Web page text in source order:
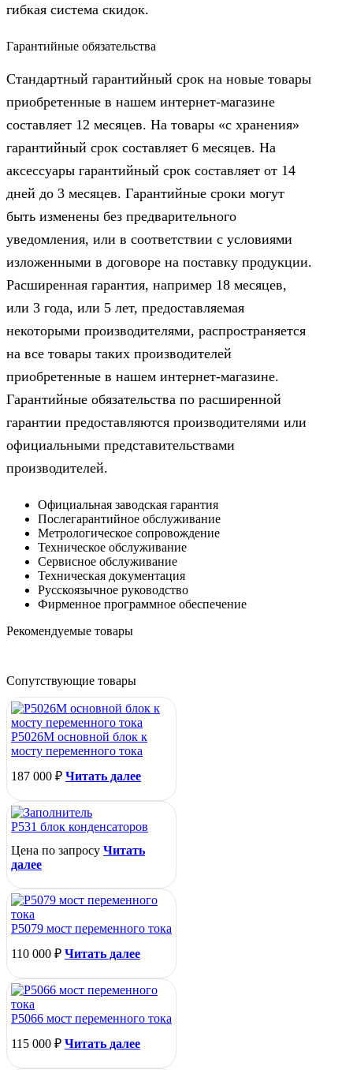
гибкая система скидок.
Гарантийные обязательства
Стандартный гарантийный срок на новые товары
приобретенные в нашем интернет-магазине
составляет 12 месяцев. На товары «с хранения»
гарантийный срок составляет 6 месяцев. На
аксессуары гарантийный срок составляет от 14
дней до 3 месяцев. Гарантийные сроки могут
быть изменены без предварительного
уведомления, или в соответствии с условиями
изложенными в договоре на поставку продукции.
Расширенная гарантия, например 18 месяцев,
или 3 года, или 5 лет, предоставляемая
некоторыми производителями, распространяется
на все товары таких производителей
приобретенные в нашем интернет-магазине.
Гарантийные обязательства по расширенной
гарантии предоставляются производителями или
официальными представительствами
производителей.
Официальная заводская гарантия
Послегарантийное обслуживание
Метрологическое сопровождение
Техническое обслуживание
Сервисное обслуживание
Техническая документация
Русскоязычное руководство
Фирменное программное обеспечение
Рекомендуемые товары
Сопутствующие товары
Р5026М основной блок к
мосту переменного тока
187 000 ₽ Читать далее
Р531 блок конденсаторов
Цена по запросу Читать
далее
Р5079 мост переменного тока
110 000 ₽ Читать далее
Р5066 мост переменного тока
115 000 ₽ Читать далее